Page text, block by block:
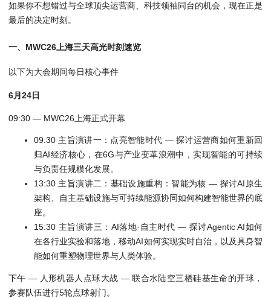
如果你不想错过与全球顶尖运营商、科技领袖同台的机会，现在正是
最后的决定时刻。
一、MWC26上海三天高光时刻速览
以下为大会期间每日核心事件
6月24日
09:30 — MWC26上海正式开幕
09:30 主旨演讲一：点亮智能时代 — 探讨运营商如何重新回
归AI经济核心，在6G与产业变革浪潮中，实现智能的可持续
与负责任规模化发展。
13:30 主旨演讲二：基础设施重构：智能为核 — 探讨AI原生
架构、自主基础设施与可持续能源协同如何构建智能世界的底
座。
15:30 主旨演讲三：AI落地·自主时代 — 探讨Agentic AI如何
在各行业实验和落地，移动AI如何实现实时自治，以及具身智
能如何重塑物理世界与人类体验。
下午 — 人形机器人点球大战 — 联合水陆空三栖硅基生命的开球，
参赛队伍进行5轮点球射门。